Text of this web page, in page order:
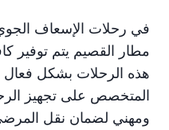
في رحلات الإسعاف الجوي
مطار القصيم يتم توفير
هذه الرحلات بشكل
المتخصص على تجهيز
ومهني لضمان نقل